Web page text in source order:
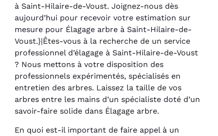
à Saint-Hilaire-de-Voust. Joignez-nous dès
aujourd’hui pour recevoir votre estimation sur
mesure pour Élagage arbre à Saint-Hilaire-de-
Voust.}|Êtes-vous à la recherche de un service
professionnel d’élagage à Saint-Hilaire-de-Voust
? Nous mettons à votre disposition des
professionnels expérimentés, spécialisés en
entretien des arbres. Laissez la taille de vos
arbres entre les mains d’un spécialiste doté d’un
savoir-faire solide dans Élagage arbre.
En quoi est-il important de faire appel à un